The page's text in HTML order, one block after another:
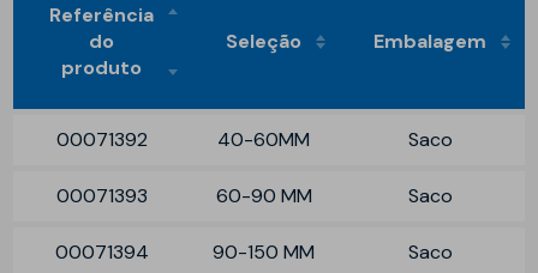
Referência
do
produto
Seleção Embalagem
00071392 40-60MM Saco
00071393 60-90 MM Saco
00071394 90-150 MM Saco